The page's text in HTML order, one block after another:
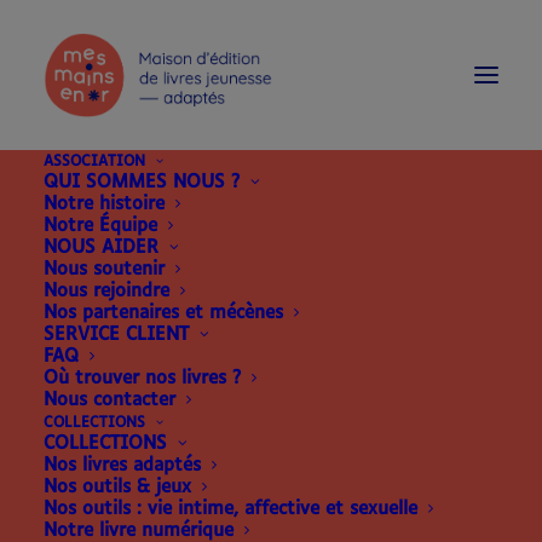
ASSOCIATION
QUI SOMMES NOUS ?
Notre histoire
Notre Équipe
NOUS AIDER
Nous soutenir
Nous rejoindre
Nos partenaires et mécènes
SERVICE CLIENT
FAQ
Où trouver nos livres ?
Nous contacter
COLLECTIONS
COLLECTIONS
Nos livres adaptés
Nos outils & jeux
Nos outils : vie intime, affective et sexuelle
Notre livre numérique